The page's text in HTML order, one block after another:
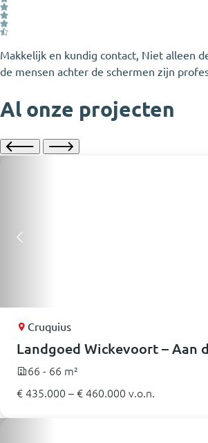
Makkelijk en kundig contact, Niet alleen
de mensen achter de schermen zijn
Al onze projecten
Cruquius
Landgoed Wickevoort – Aan
66 - 66 m²
€ 435.000 – € 460.000 v.o.n.